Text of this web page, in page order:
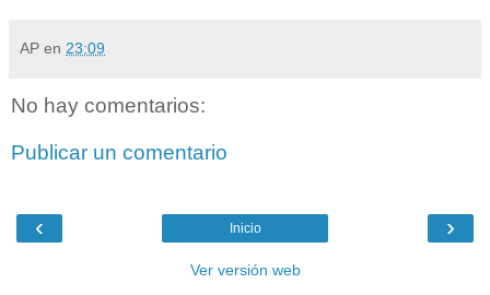
AP en 23:09
No hay comentarios:
Publicar un comentario
‹ ›
Inicio
Ver versión web